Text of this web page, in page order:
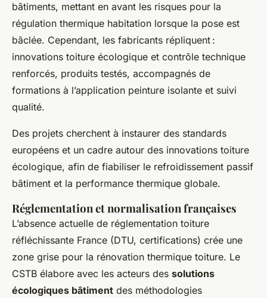
bâtiments, mettant en avant les risques pour la
régulation thermique habitation lorsque la pose est
bâclée. Cependant, les fabricants répliquent :
innovations toiture écologique et contrôle technique
renforcés, produits testés, accompagnés de
formations à l’application peinture isolante et suivi
qualité.
Des projets cherchent à instaurer des standards
européens et un cadre autour des innovations toiture
écologique, afin de fiabiliser le refroidissement passif
bâtiment et la performance thermique globale.
Réglementation et normalisation françaises
L’absence actuelle de réglementation toiture
réfléchissante France (DTU, certifications) crée une
zone grise pour la rénovation thermique toiture. Le
CSTB élabore avec les acteurs des solutions
écologiques bâtiment des méthodologies